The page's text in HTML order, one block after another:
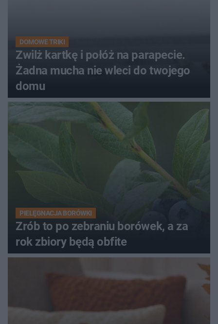
DOMOWE TRIKI
Zwilż kartkę i połóż na parapecie.
Żadna mucha nie wleci do twojego
domu
PIELĘGNACJA BORÓWKI
Zrób to po zebraniu borówek, a za
rok zbiory będą obfite